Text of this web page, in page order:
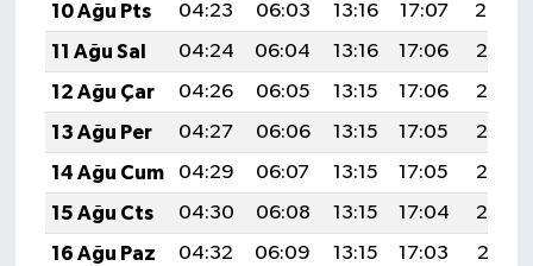
10 Ağu Pts
04:23 06:03 13:16 17:07
20:19
11 Ağu Sal
04:24 06:04 13:16 17:06
20:17
12 Ağu Çar
04:26 06:05 13:15 17:06
20:16
13 Ağu Per
04:27 06:06 13:15 17:05
20:15
14 Ağu Cum
04:29 06:07 13:15 17:05
20:13
15 Ağu Cts
04:30 06:08 13:15 17:04
20:12
16 Ağu Paz
04:32 06:09 13:15 17:03
20:11